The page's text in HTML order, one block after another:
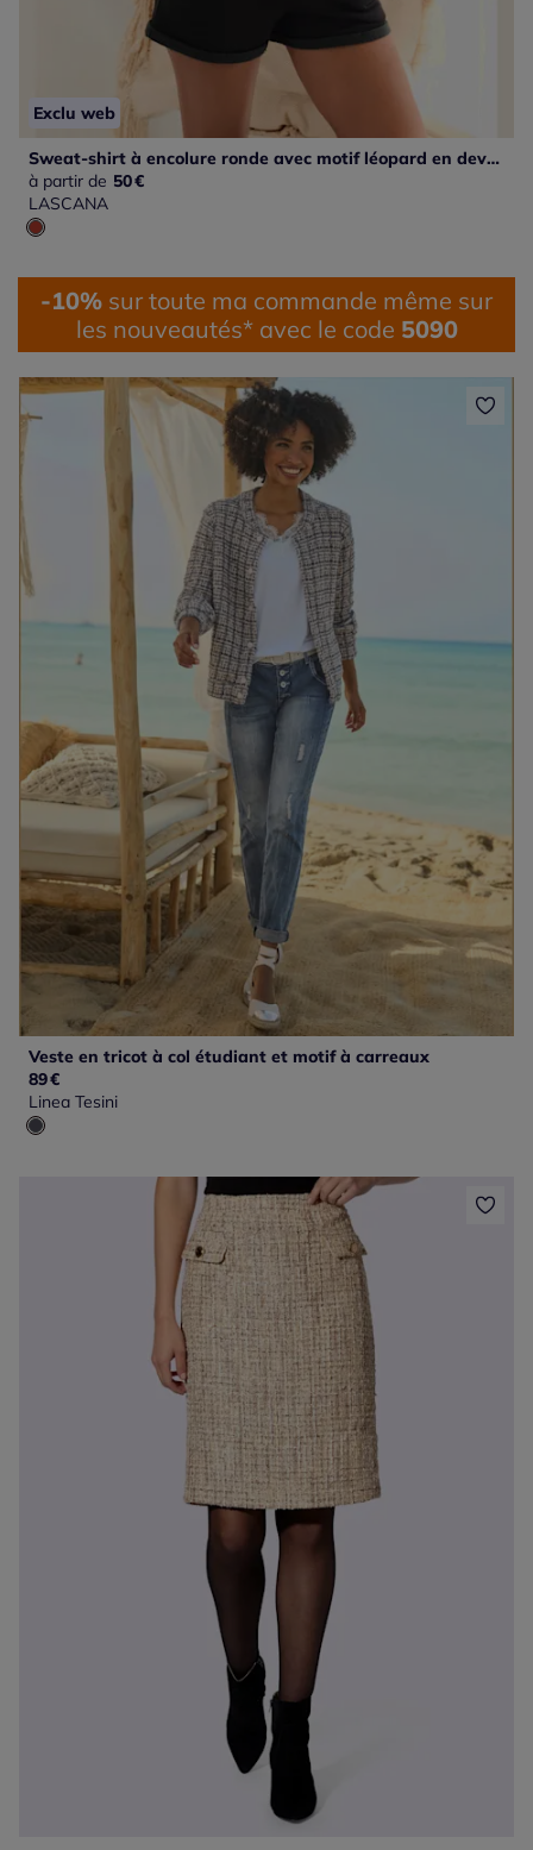
Exclu web
Sweat-shirt à encolure ronde avec motif léopard en devant
à partir de 50€
LASCANA
-10% sur toute ma commande même sur
les nouveautés* avec le code 5090
Veste en tricot à col étudiant et motif à carreaux
89€
Linea Tesini